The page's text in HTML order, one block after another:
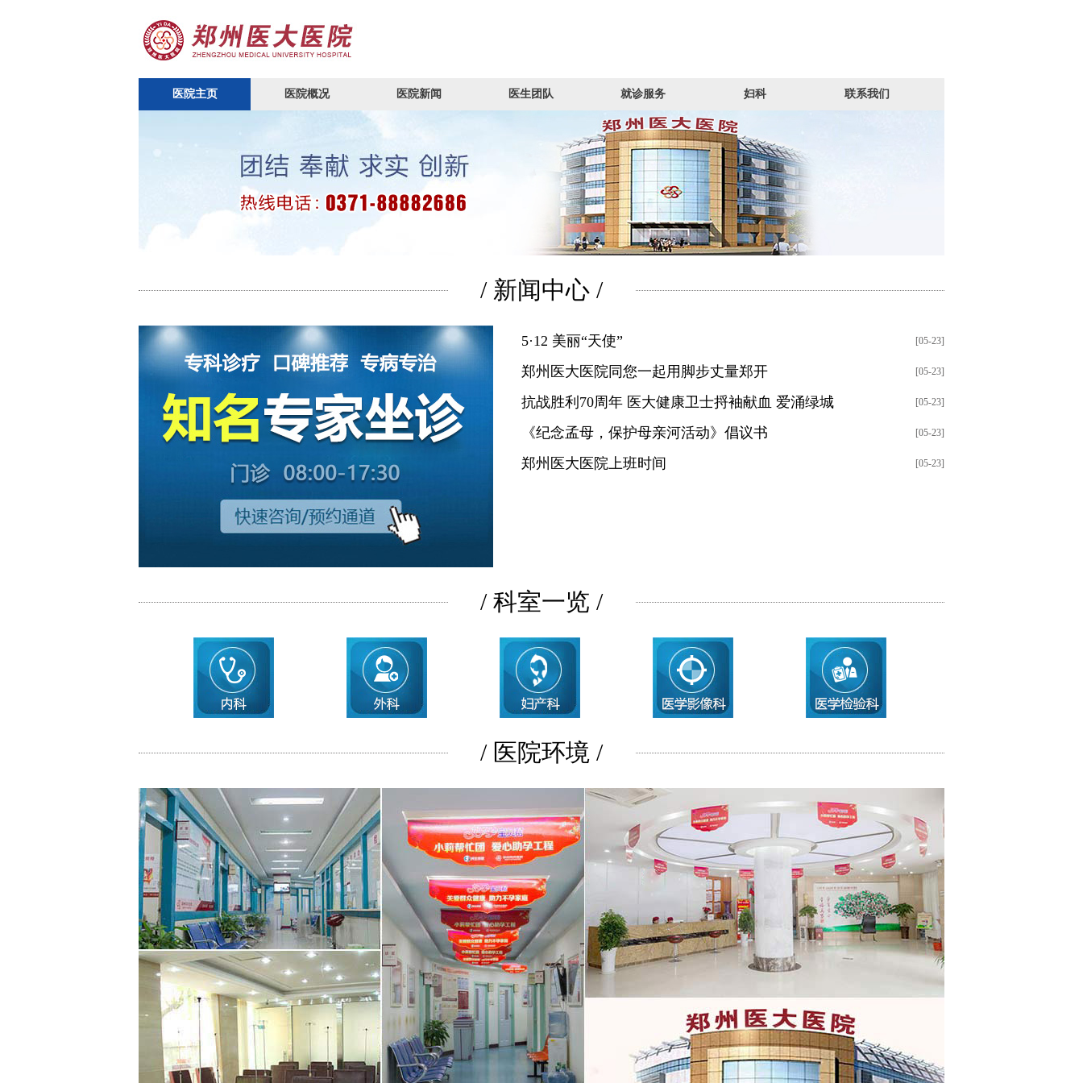
医院主页 医院概况 医院新闻 医生团队 就诊服务 妇科 联系我们
/ 新闻中心 /
[05-23]
5·12 美丽“天使”
[05-23]
郑州医大医院同您一起用脚步丈量郑开
[05-23]
抗战胜利70周年 医大健康卫士捋袖献血 爱涌绿城
[05-23]
《纪念孟母，保护母亲河活动》倡议书
[05-23]
郑州医大医院上班时间
/ 科室一览 /
/ 医院环境 /